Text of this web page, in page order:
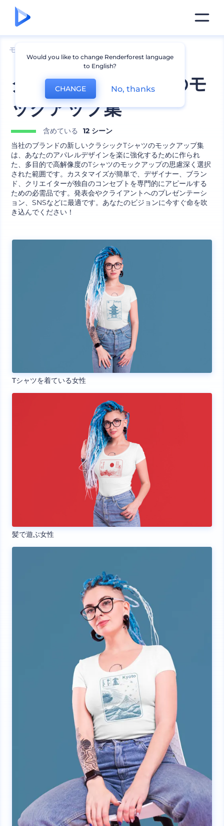
モックアップ
クラシックTシャツのモ
ックアップ集
含めている
12 シーン
当社のブランドの新しいクラシックTシャツのモックアップ集
は、あなたのアパレルデザインを楽に強化するために作られ
た、多目的で高解像度のTシャツのモックアップの思慮深く選択
された範囲です。カスタマイズが簡単で、デザイナー、ブラン
ド、クリエイターが独自のコンセプトを専門的にアピールする
ための必需品です。発表会やクライアントへのプレゼンテーシ
ョン、SNSなどに最適です。あなたのビジョンに今すぐ命を吹
き込んでください！
Tシャツを着ている女性
髪で遊ぶ女性
Would you like to change Renderforest language
to English?
CHANGE No, thanks